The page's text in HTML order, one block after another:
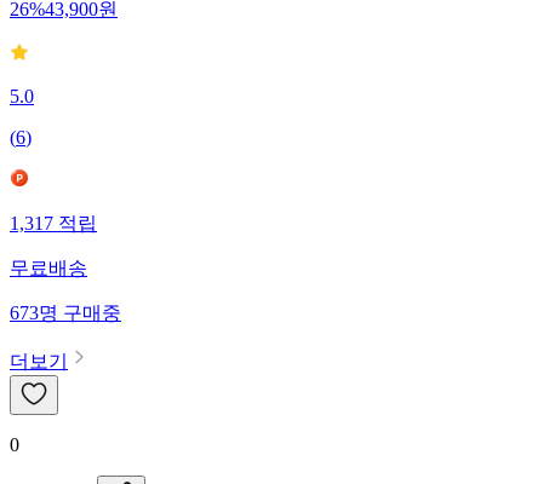
26%43,900원
5.0
(6)
1,317적립
무료배송
673명구매중
더보기
0